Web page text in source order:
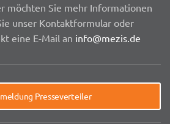
möchten Sie mehr Informationen
unser Kontaktformular oder
eine E-Mail an info@mezis.de
Presseverteiler